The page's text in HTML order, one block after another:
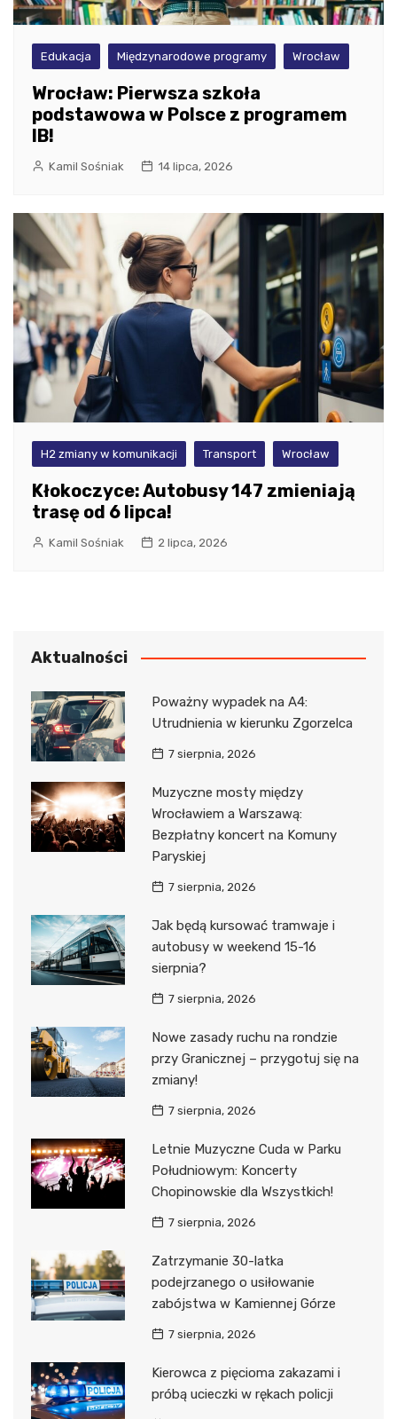
Edukacja Międzynarodowe programy Wrocław
Wrocław: Pierwsza szkoła
podstawowa w Polsce z programem
IB!
Kamil Sośniak 14 lipca, 2026
H2 zmiany w komunikacji Transport Wrocław
Kłokoczyce: Autobusy 147 zmieniają
trasę od 6 lipca!
Kamil Sośniak 2 lipca, 2026
Aktualności
Poważny wypadek na A4:
Utrudnienia w kierunku Zgorzelca
7 sierpnia, 2026
Muzyczne mosty między
Wrocławiem a Warszawą:
Bezpłatny koncert na Komuny
Paryskiej
7 sierpnia, 2026
Jak będą kursować tramwaje i
autobusy w weekend 15-16
sierpnia?
7 sierpnia, 2026
Nowe zasady ruchu na rondzie
przy Granicznej – przygotuj się na
zmiany!
7 sierpnia, 2026
Letnie Muzyczne Cuda w Parku
Południowym: Koncerty
Chopinowskie dla Wszystkich!
7 sierpnia, 2026
Zatrzymanie 30-latka
podejrzanego o usiłowanie
zabójstwa w Kamiennej Górze
7 sierpnia, 2026
Kierowca z pięcioma zakazami i
próbą ucieczki w rękach policji